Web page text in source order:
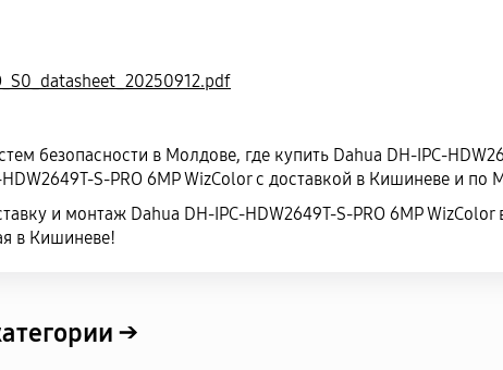
безопасности в Молдове, где купить Dahua DH-IPC-
S-PRO 6MP WizColor с доставкой в Кишиневе и по
и монтаж Dahua DH-IPC-HDW2649T-S-PRO 6MP
в Кишиневе!
→